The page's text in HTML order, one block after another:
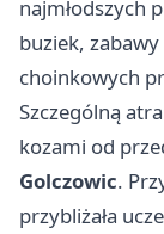
najmłodszych
buziek,
choinkowych
Szczególną
kozami od
Golczowic.
przybliżała